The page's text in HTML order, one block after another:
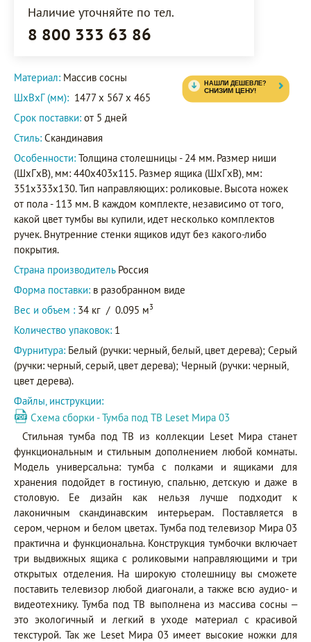
Наличие уточняйте по тел.
8 800 333 63 86
Материал: Массив сосны
ШxВxГ (мм): 1477 x 567 x 465
Срок поставки: от 5 дней
Стиль: Скандинавия
Особенности: Толщина столешницы - 24 мм. Размер ниши
(ШxГxВ), мм: 440х403х115. Размер ящика (ШxГxВ), мм:
351х333х130. Тип направляющих: роликовые. Высота ножек
от пола - 113 мм. В каждом комплекте, независимо от того,
какой цвет тумбы вы купили, идет несколько комплектов
ручек. Внутренние стенки ящиков идут без какого-либо
покрытия.
Страна производитель Россия
Форма поставки: в разобранном виде
Вес и объем : 34 кг / 0.095 м3
Количество упаковок: 1
Фурнитура: Белый (ручки: черный, белый, цвет дерева); Серый
(ручки: черный, серый, цвет дерева); Черный (ручки: черный,
цвет дерева).
Файлы, инструкции:
Схема сборки - Тумба под ТВ Leset Мира 03
Стильная тумба под ТВ из коллекции Leset Мира станет
функциональным и стильным дополнением любой комнаты.
Модель универсальна: тумба с полками и ящиками для
хранения подойдет в гостиную, спальню, детскую и даже в
столовую. Ее дизайн как нельзя лучше подходит к
лаконичным скандинавским интерьерам. Поставляется в
сером, черном и белом цветах. Тумба под телевизор Мира 03
практична и функциональна. Конструкция тумбочки включает
три выдвижных ящика с роликовыми направляющими и три
открытых отделения. На широкую столешницу вы сможете
поставить телевизор любой диагонали, а также всю аудио- и
видеотехнику. Тумба под ТВ выполнена из массива сосны –
это экологичный и легкий в уходе материал с красивой
текстурой. Так же Leset Мира 03 имеет высокие ножки для